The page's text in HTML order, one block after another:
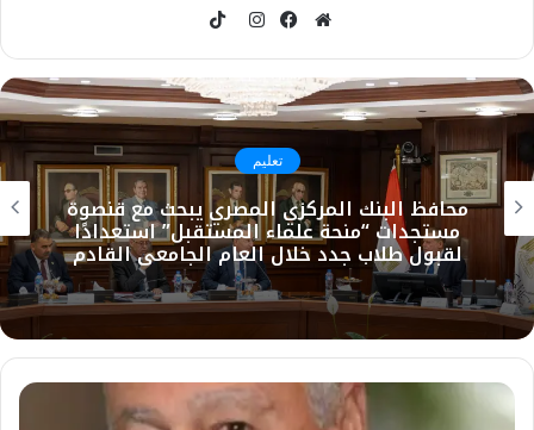
الويب
تعليم
محافظ البنك المركزي المصري يبحث مع قنصوة
مستجدات “منحة علماء المستقبل” استعدادًا
لقبول طلاب جدد خلال العام الجامعي القادم